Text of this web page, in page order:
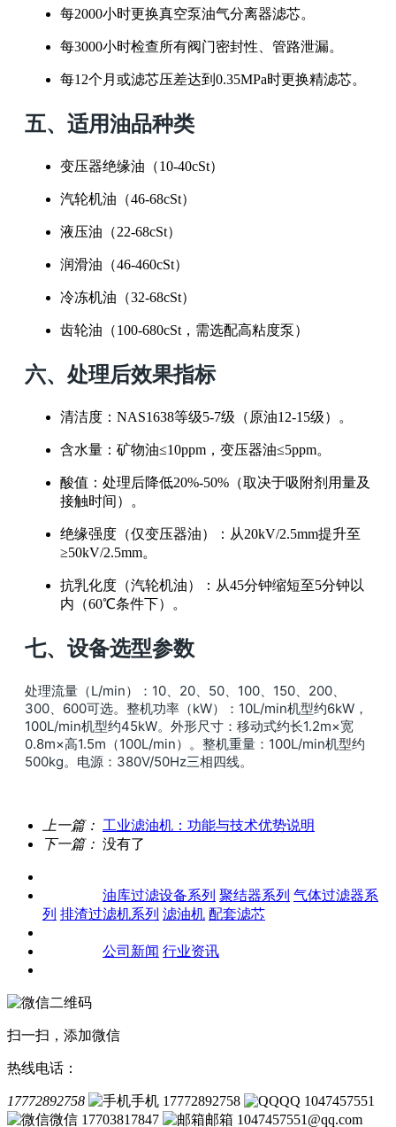
每2000小时更换真空泵油气分离器滤芯。
每3000小时检查所有阀门密封性、管路泄漏。
每12个月或滤芯压差达到0.35MPa时更换精滤芯。
五、适用油品种类
变压器绝缘油（10-40cSt）
汽轮机油（46-68cSt）
液压油（22-68cSt）
润滑油（46-460cSt）
冷冻机油（32-68cSt）
齿轮油（100-680cSt，需选配高粘度泵）
六、处理后效果指标
清洁度：NAS1638等级5-7级（原油12-15级）。
含水量：矿物油≤10ppm，变压器油≤5ppm。
酸值：处理后降低20%-50%（取决于吸附剂用量及
接触时间）。
绝缘强度（仅变压器油）：从20kV/2.5mm提升至
≥50kV/2.5mm。
抗乳化度（汽轮机油）：从45分钟缩短至5分钟以
内（60℃条件下）。
七、设备选型参数
处理流量（L/min）：10、20、50、100、150、200、
300、600可选。整机功率（kW）：10L/min机型约6kW，
100L/min机型约45kW。外形尺寸：移动式约长1.2m×宽
0.8m×高1.5m（100L/min）。整机重量：100L/min机型约
500kg。电源：380V/50Hz三相四线。
上一篇： 工业滤油机：功能与技术优势说明
下一篇： 没有了
油库过滤设备系列 聚结器系列 气体过滤器系
列 排渣过滤机系列 滤油机 配套滤芯
公司新闻 行业资讯
扫一扫，添加微信
热线电话：
17772892758 手机 17772892758
QQ 1047457551
微信 17703817847
邮箱 1047457551@qq.com